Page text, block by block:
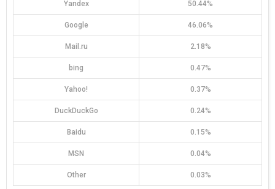
Yandex 50.44%
Google 46.06%
Mail.ru 2.18%
bing 0.47%
Yahoo! 0.37%
DuckDuckGo 0.24%
Baidu 0.15%
MSN 0.04%
Other 0.03%